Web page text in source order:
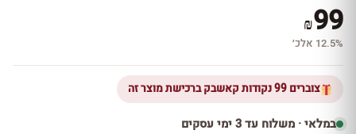
₪99
12.5% אלכ׳
צוברים 99 נקודות קאשבק ברכישת מוצר זה
במלאי · משלוח עד 3 ימי עסקים